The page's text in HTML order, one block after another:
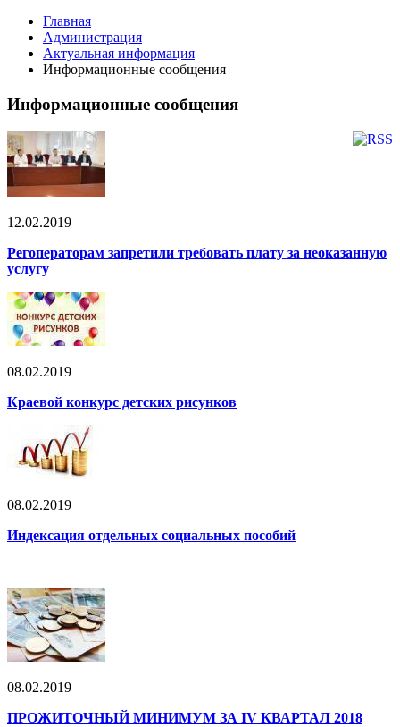
Главная
Администрация
Актуальная информация
Информационные сообщения
Информационные сообщения
12.02.2019
Регоператорам запретили требовать плату за неоказанную
услугу
08.02.2019
Краевой конкурс детских рисунков
08.02.2019
Индексация отдельных социальных пособий
08.02.2019
ПРОЖИТОЧНЫЙ МИНИМУМ ЗА IV КВАРТАЛ 2018